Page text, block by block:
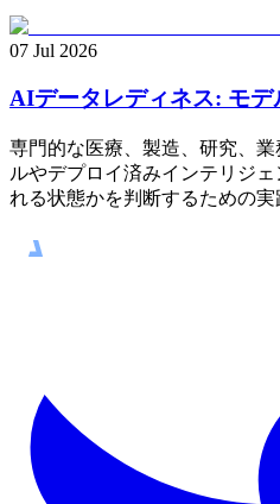
07 Jul 2026
AIデータレディネス: モデ
専門的な医療、製造、研究、
ルやデプロイ済みインテリジ
れる状態かを判断するための実